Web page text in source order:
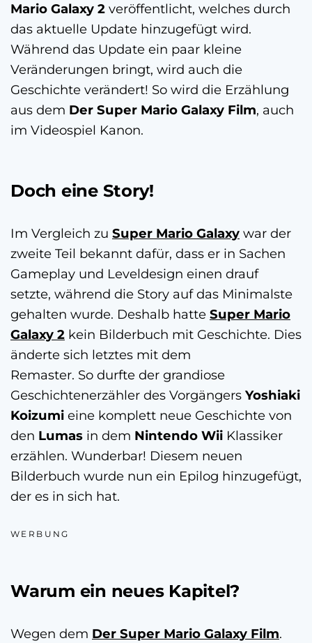
Mario Galaxy 2 veröffentlicht, welches durch
das aktuelle Update hinzugefügt wird.
Während das Update ein paar kleine
Veränderungen bringt, wird auch die
Geschichte verändert! So wird die Erzählung
aus dem Der Super Mario Galaxy Film, auch
im Videospiel Kanon.
Doch eine Story!
Im Vergleich zu Super Mario Galaxy war der
zweite Teil bekannt dafür, dass er in Sachen
Gameplay und Leveldesign einen drauf
setzte, während die Story auf das Minimalste
gehalten wurde. Deshalb hatte Super Mario
Galaxy 2 kein Bilderbuch mit Geschichte. Dies
änderte sich letztes mit dem
Remaster. So durfte der grandiose
Geschichtenerzähler des Vorgängers Yoshiaki
Koizumi eine komplett neue Geschichte von
den Lumas in dem Nintendo Wii Klassiker
erzählen. Wunderbar! Diesem neuen
Bilderbuch wurde nun ein Epilog hinzugefügt,
der es in sich hat.
WERBUNG
Warum ein neues Kapitel?
Wegen dem Der Super Mario Galaxy Film.